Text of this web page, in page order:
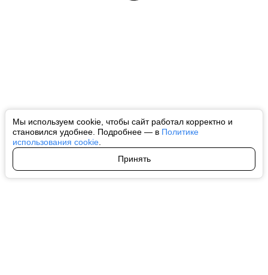
Мы используем cookie, чтобы сайт работал корректно и
становился удобнее. Подробнее — в Политике
использования cookie
Принять